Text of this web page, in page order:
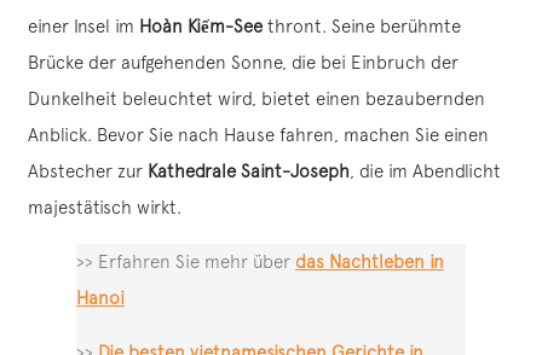
einer Insel im Hoàn Kiếm-Seethront. Seine berühmte
Brücke der aufgehenden Sonne, die bei Einbruch der
Dunkelheit beleuchtet wird, bietet einen bezaubernden
Anblick. Bevor Sie nach Hause fahren, machen Sie einen
Abstecher zur Kathedrale Saint-Joseph , die im Abendlicht
majestätisch wirkt.
>> Erfahren Sie mehr über das Nachtleben in
Hanoi